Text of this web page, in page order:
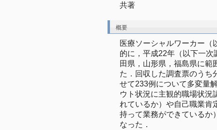
共著
概要
医療ソーシャルワーカー（
的に，平成22年（以下一
田県，山形県，福島県に範
た．回収した調査票のうち
せて233例について多変量
ウト状況に主観的職場状況
れているか）や自己職業肯
持って業務ができているか
なった．